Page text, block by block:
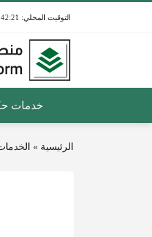
9:42:21 م / 8
خدمات
الرئيسية »